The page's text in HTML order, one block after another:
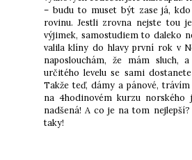
– budu to muset být zase já,
rovinu. Jestli zrovna nejste tou
výjimek, samostudiem to daleko
valila klíny do hlavy první rok v
naposlouchám, že mám sluch,
určitého levelu se sami
Takže teď, dámy a pánové,
na 4hodinovém kurzu norského
nadšená! A co je na tom
taky!